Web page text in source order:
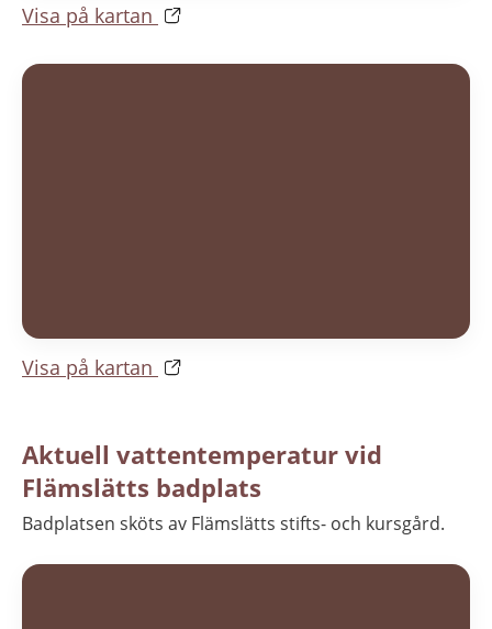
Visa på kartan
Visa på kartan
Aktuell vattentemperatur vid
Flämslätts badplats
Badplatsen sköts av Flämslätts stifts- och kursgård.